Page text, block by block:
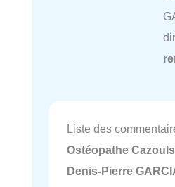
Liste des
Ostéopathe
Denis-Pierre